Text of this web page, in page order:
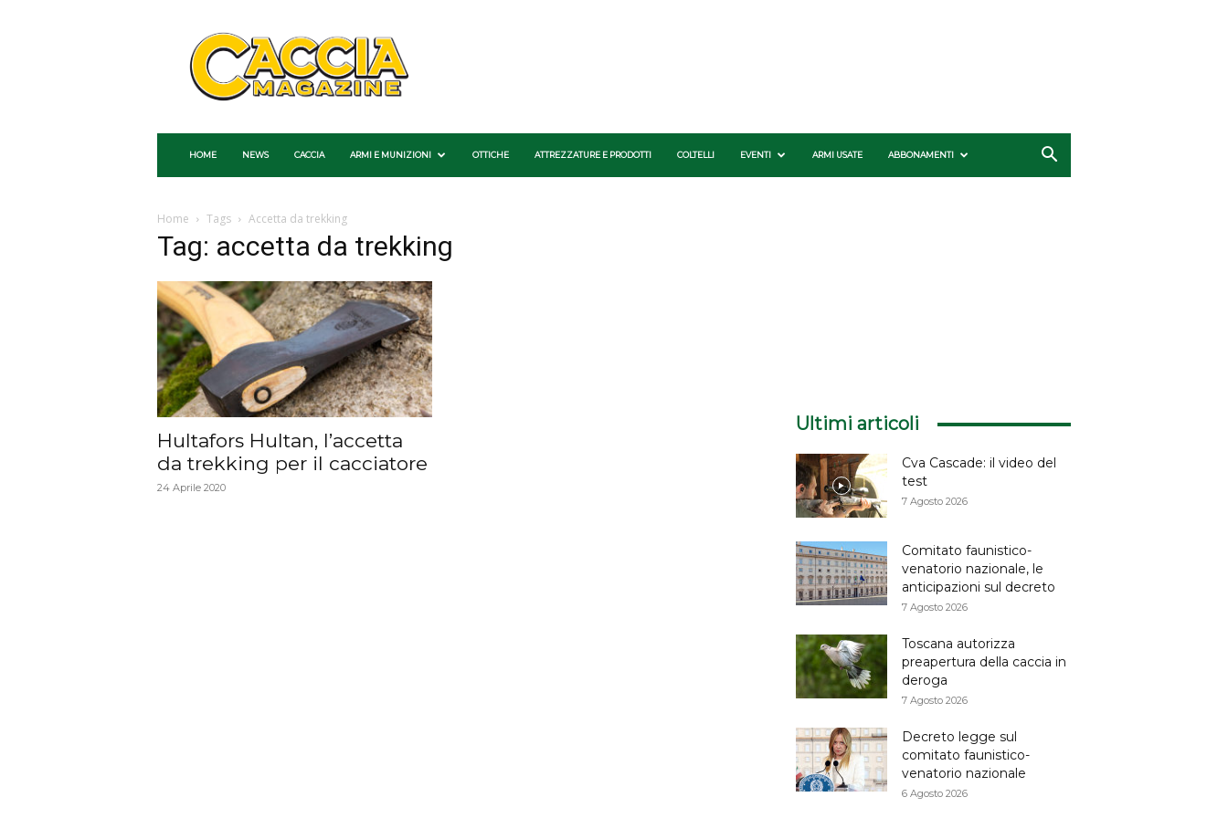
Caccia
Magazine
HOME NEWS CACCIA ARMI E MUNIZIONI OTTICHE ATTREZZATURE E PRODOTTI COLTELLI EVENTI ARMI USATE ABBONAMENTI
Home Tags Accetta da trekking
Tag: accetta da trekking
Hultafors Hultan, l’accetta
da trekking per il cacciatore
24 Aprile 2020
Ultimi articoli
Cva Cascade: il video del
test
7 Agosto 2026
Comitato faunistico-
venatorio nazionale, le
anticipazioni sul decreto
7 Agosto 2026
Toscana autorizza
preapertura della caccia in
deroga
7 Agosto 2026
Decreto legge sul
comitato faunistico-
venatorio nazionale
6 Agosto 2026